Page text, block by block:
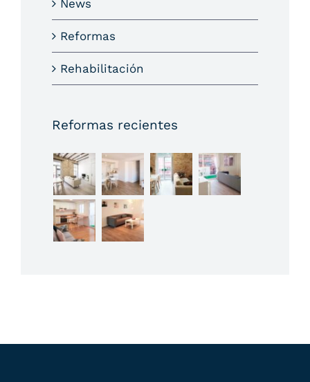
News
Reformas
Rehabilitación
Reformas recientes